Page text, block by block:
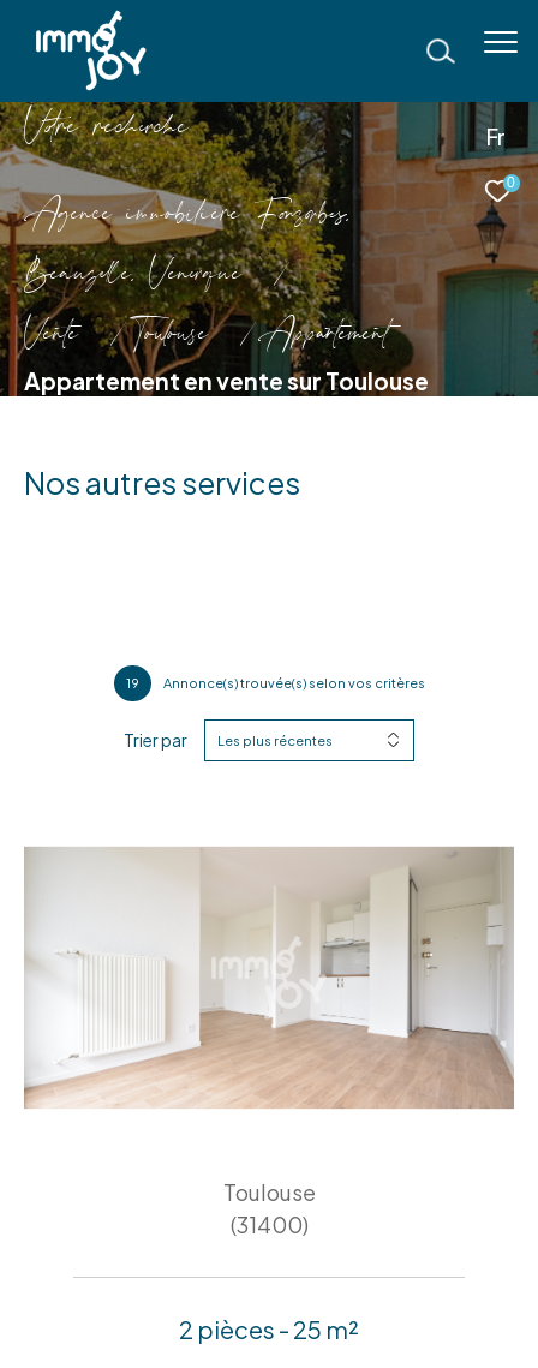
Fr
0
Vore recece
Agence immobilière Fonsorbes,
Beauzelle, Venerque
Vente
Toulouse Appartement
Appartement en vente sur Toulouse
Nos autres services
19 Annonce(s) trouvée(s) selon vos critères
Trier par Les plus récentes
Toulouse
(31400)
2 pièces - 25 m²